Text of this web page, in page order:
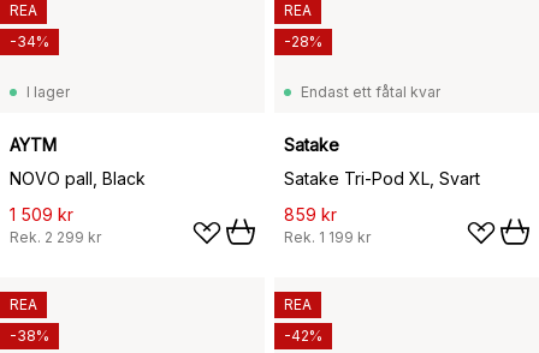
I lager
AYTM
NOVO pall, Black
1 509 kr
Rek. 2 299 kr
REA
-34%
Endast ett fåtal kvar
Satake
Satake Tri-Pod XL, Svart
859 kr
Rek. 1 199 kr
REA
-28%
REA
-38%
REA
-42%